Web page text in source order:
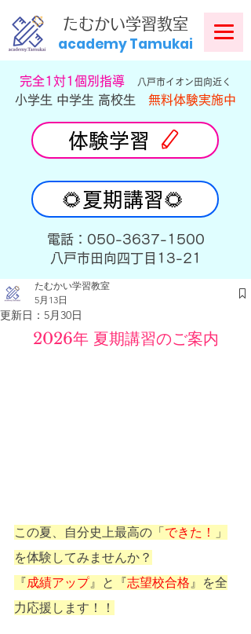
​たむかい学習教室
academy Tamukai
​完全1対1個別指導 八戸市イオン田向近く
小学生 中学生 高校生 無料体験実施中
体験学習
🌻夏期講習🌻
​電話：050-3637-1500
​八戸市田向四丁目13-21
たむかい学習教室
5月13日
更新日： 5月30日
2026年 夏期講習のご案内
この夏、自分史上最高の「 できた！
」
を体験してみませんか？
『成績アップ』と『志望校合格』を全
力応援します！！